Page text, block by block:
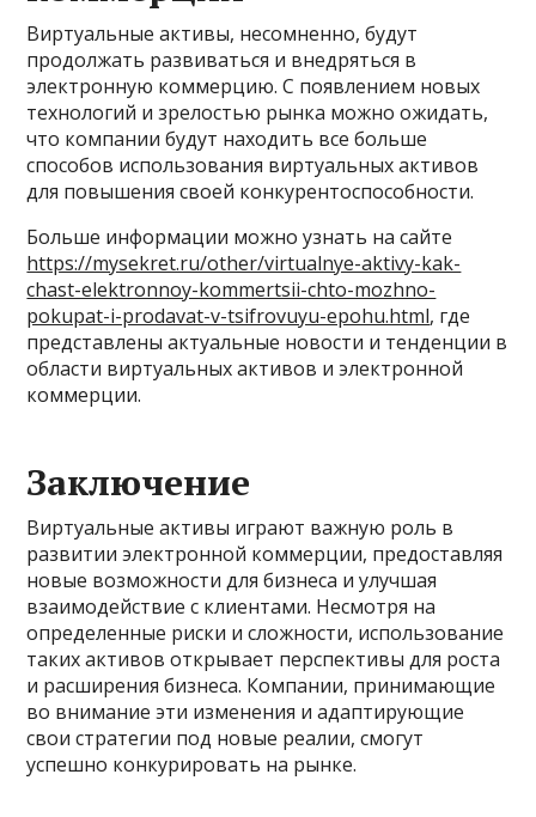
Виртуальные активы, несомненно, будут
продолжать развиваться и внедряться в
электронную коммерцию. С появлением новых
технологий и зрелостью рынка можно ожидать,
что компании будут находить все больше
способов использования виртуальных активов
для повышения своей конкурентоспособности.
Больше информации можно узнать на сайте
https://mysekret.ru/other/virtualnye-aktivy-kak-
chast-elektronnoy-kommertsii-chto-mozhno-
pokupat-i-prodavat-v-tsifrovuyu-epohu.html, где
представлены актуальные новости и тенденции в
области виртуальных активов и электронной
коммерции.
Заключение
Виртуальные активы играют важную роль в
развитии электронной коммерции, предоставляя
новые возможности для бизнеса и улучшая
взаимодействие с клиентами. Несмотря на
определенные риски и сложности, использование
таких активов открывает перспективы для роста
и расширения бизнеса. Компании, принимающие
во внимание эти изменения и адаптирующие
свои стратегии под новые реалии, смогут
успешно конкурировать на рынке.